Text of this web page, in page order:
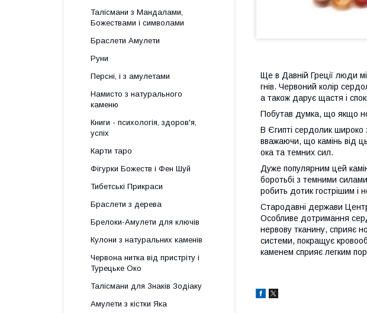
Ще в Давній Греції люди
гнів. Червоний колір
а також дарує щастя і
Побутав думка, що якщо
В Єгипті сердолик широко
вважаючи, що камінь від
ока та темних сил.
Дуже популярним цей
боротьбі з темними
робить дотик гострішим і
Стародавні держави
Особливе дотримання
нервову тканину, сприяє
системи, покращує
каменем сприяє легким
Талісмани з Мандалами,
Божествами і символами
Браслети Амулети
Руни
Персні, і з амулетами
Намисто з натурального
каменю
Книги - психологія, здоров'я,
успіх
Карти таро
Фігурки Божеств і Фен Шуй
Тибетські Прикраси
Браслети з дерева
Брелоки-Амулети для ключів
Кулони з натуральних каменів
Червона нитка від пристріту і
Турецьке Око
Талісмани для Знаків Зодіаку
Амулети з кістки Яка